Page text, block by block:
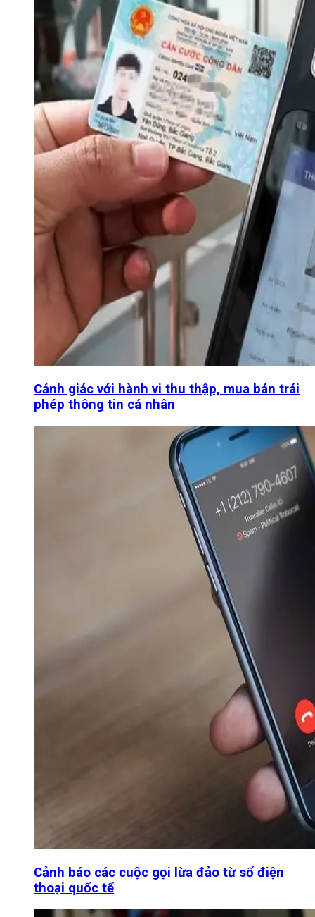
Cảnh giác với hành vi thu thập, mua bán trái
phép thông tin cá nhân
Cảnh báo các cuộc gọi lừa đảo từ số điện
thoại quốc tế